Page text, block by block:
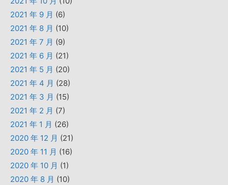
2021 年 9 月 (6)
2021 年 8 月 (10)
2021 年 7 月 (9)
2021 年 6 月 (21)
2021 年 5 月 (20)
2021 年 4 月 (28)
2021 年 3 月 (15)
2021 年 2 月 (7)
2021 年 1 月 (26)
2020 年 12 月 (21)
2020 年 11 月 (16)
2020 年 10 月 (1)
2020 年 8 月 (10)